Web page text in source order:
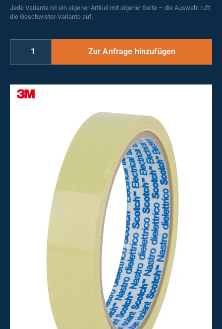
Jede Variante ist ein eigener Artikel mit eigener Seite – die Auswahl ruft
die Geschwister-Variante auf.